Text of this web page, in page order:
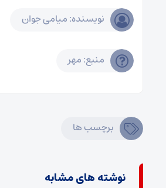
نویسنده: میامی جوان
منبع: مهر
برچسب ها
نوشته های مشابه